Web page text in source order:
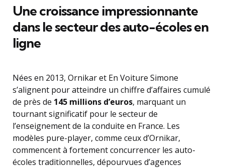
Une croissance impressionnante
dans le secteur des auto-écoles en
ligne
Nées en 2013, Ornikar et En Voiture Simone
s’alignent pour atteindre un chiffre d’affaires cumulé
de près de 145 millions d’euros, marquant un
tournant significatif pour le secteur de
l’enseignement de la conduite en France. Les
modèles pure-player, comme ceux d’Ornikar,
commencent à fortement concurrencer les auto-
écoles traditionnelles, dépourvues d’agences